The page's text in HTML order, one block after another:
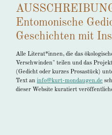
Entomonische
Geschichten mit
Alle Literat*innen, die das
Verschwinden" teilen und das
(Gedicht oder kurzes Prosastück)
Text an info@kurt-mondaugen.de
dieser Website kuratiert